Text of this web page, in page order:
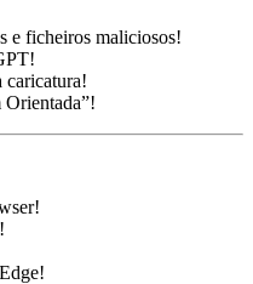
e ficheiros maliciosos!
caricatura!